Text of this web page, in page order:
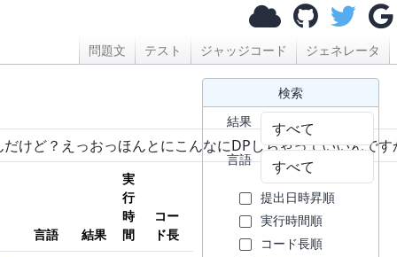
問題文 テスト ジャッジコード ジェネレータ
言語 結果
実
行
時
間
コー
ド長
検索
結果
言語
提出日時昇順
実行時間順
コード長順